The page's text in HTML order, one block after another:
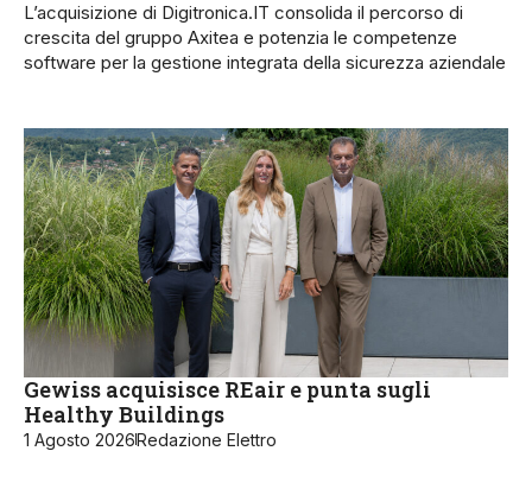
L’acquisizione di Digitronica.IT consolida il percorso di
crescita del gruppo Axitea e potenzia le competenze
software per la gestione integrata della sicurezza aziendale
Gewiss acquisisce REair e punta sugli
Healthy Buildings
1 Agosto 2026Redazione Elettro